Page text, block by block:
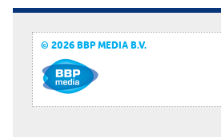
© 2026 BBP MEDIA B.V.